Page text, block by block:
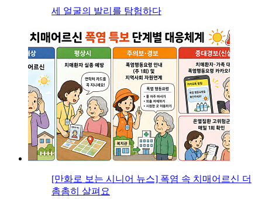
세 얼굴의 발리를 탐험하다
[만화로 보는 시니어 뉴스] 폭염 속 치매어르신 더
촘촘히 살펴요